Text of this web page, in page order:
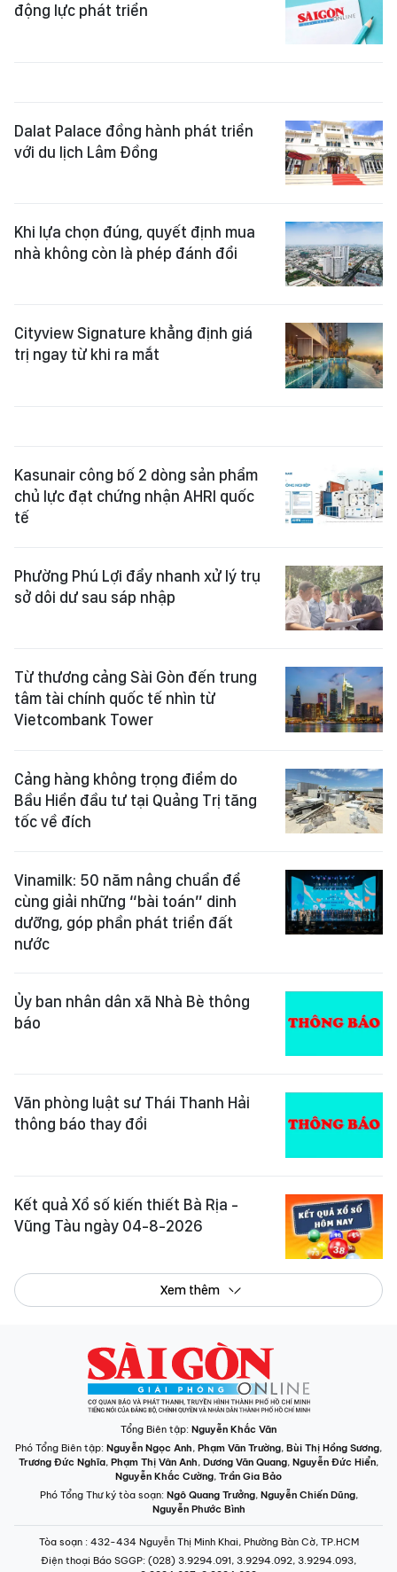
động lực phát triển
Dalat Palace đồng hành phát triển
với du lịch Lâm Đồng
Khi lựa chọn đúng, quyết định mua
nhà không còn là phép đánh đổi
Cityview Signature khẳng định giá
trị ngay từ khi ra mắt
Kasunair công bố 2 dòng sản phẩm
chủ lực đạt chứng nhận AHRI quốc
tế
Phường Phú Lợi đẩy nhanh xử lý trụ
sở dôi dư sau sáp nhập
Từ thương cảng Sài Gòn đến trung
tâm tài chính quốc tế nhìn từ
Vietcombank Tower
Cảng hàng không trọng điểm do
Bầu Hiển đầu tư tại Quảng Trị tăng
tốc về đích
Vinamilk: 50 năm nâng chuẩn để
cùng giải những “bài toán” dinh
dưỡng, góp phần phát triển đất
nước
Ủy ban nhân dân xã Nhà Bè thông
báo
Văn phòng luật sư Thái Thanh Hải
thông báo thay đổi
Kết quả Xổ số kiến thiết Bà Rịa -
Vũng Tàu ngày 04-8-2026
Xem thêm
Tổng Biên tập: Nguyễn Khắc Văn
Phó Tổng Biên tập: Nguyễn Ngọc Anh, Phạm Văn Trường, Bùi Thị Hồng Sương,
Trương Đức Nghĩa, Phạm Thị Vân Anh, Dương Văn Quang, Nguyễn Đức Hiển,
Nguyễn Khắc Cường, Trần Gia Bảo
Phó Tổng Thư ký tòa soạn: Ngô Quang Trưởng, Nguyễn Chiến Dũng,
Nguyễn Phước Bình
Tòa soạn : 432-434 Nguyễn Thị Minh Khai, Phường Bàn Cờ, TP.HCM
Điện thoại Báo SGGP: (028) 3.9294.091, 3.9294.092, 3.9294.093,